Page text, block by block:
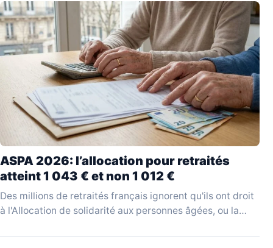
ASPA 2026: l’allocation pour retraités
atteint 1 043 € et non 1 012 €
Des millions de retraités français ignorent qu'ils ont droit
à l'Allocation de solidarité aux personnes âgées, ou la